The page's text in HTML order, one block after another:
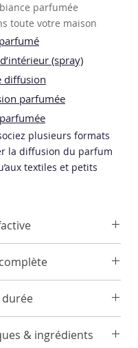
parfumée
toute votre maison
(spray)
diffusion
parfumée
plusieurs formats
la diffusion du parfum
textiles et petits
Jasmin, Accord
cœur
Pomme
dans le flacon.
& ingrédients